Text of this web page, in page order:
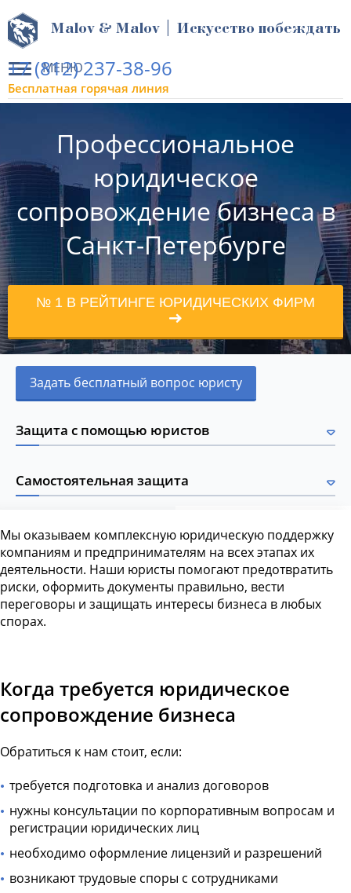
МЕНЮ
Malov & Malov | Искусство побеждать
+7 (812) 237-38-96
Бесплатная горячая линия
Профессиональное
юридическое
сопровождение бизнеса в
Санкт-Петербурге
№ 1 В РЕЙТИНГЕ ЮРИДИЧЕСКИХ ФИРМ
Задать бесплатный вопрос юристу
Защита с помощью юристов
Самостоятельная защита
Мы оказываем комплексную юридическую поддержку
компаниям и предпринимателям на всех этапах их
деятельности. Наши юристы помогают предотвратить
риски, оформить документы правильно, вести
переговоры и защищать интересы бизнеса в любых
спорах.
Когда требуется юридическое
сопровождение бизнеса
Обратиться к нам стоит, если:
требуется подготовка и анализ договоров
нужны консультации по корпоративным вопросам и
регистрации юридических лиц
необходимо оформление лицензий и разрешений
возникают трудовые споры с сотрудниками